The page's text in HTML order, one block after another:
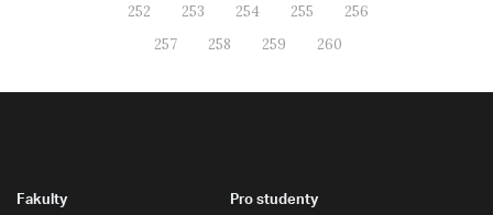
252
253 254 255
256
257
258 259 260
Fakulty Pro studenty